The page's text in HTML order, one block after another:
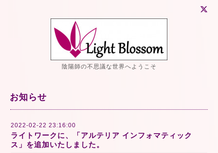
陰陽師の不思議な世界へようこそ
お知らせ
2022-02-22 23:16:00
ライトワークに、「アルテリア インフォマティック
ス」を追加いたしました。